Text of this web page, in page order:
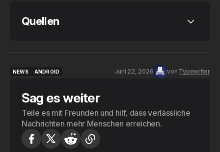
Quellen
Google: Check out what's new in
The Tech Portal: Google rolls out
GIGA: Android 17 ist da
TechCabal: Every Android 17 feature
Google: More ways to create and share
NEWS
ANDROID
Juni 22, 2026 von Typewriter
Sag es weiter
Teile es mit Freunden und hilf, dass verlässliche
Nachrichten mehr Menschen erreichen.